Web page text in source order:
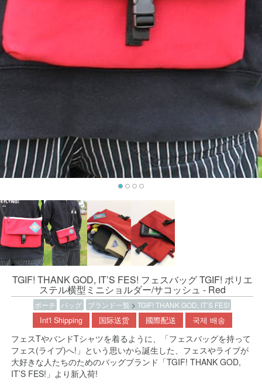
TGIF! THANK GOD, IT’S FES! フェスバッグ TGIF! ポリエ
ステル横型ミニショルダー/サコッシュ - Red
ポーチ バッグ ブランド一覧 > TGIF! THANK GOD, IT’S FES!
Int'l Shipping 国际送货 國際配送 국제 배송
フェスTやバンドTシャツを着るように、「フェスバッグを持って
フェス(ライブ)へ!」という思いから誕生した、フェスやライブが
大好きな人たちのためのバッグブランド「TGIF! THANK GOD,
IT’S FES!」より新入荷!